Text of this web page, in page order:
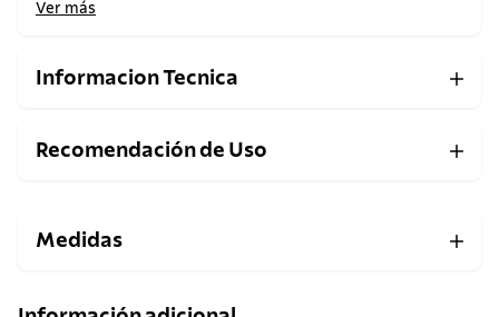
Ver más
Informacion Tecnica
Recomendación de Uso
Medidas